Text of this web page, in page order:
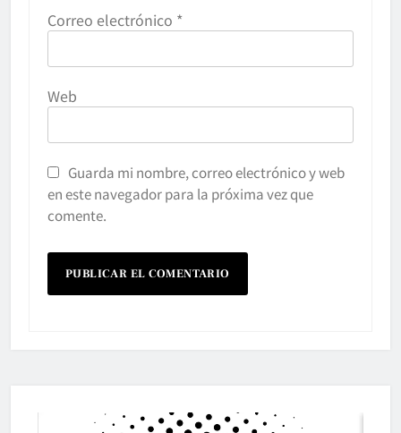
Correo electrónico *
Web
Guarda mi nombre, correo electrónico y web
en este navegador para la próxima vez que
comente.